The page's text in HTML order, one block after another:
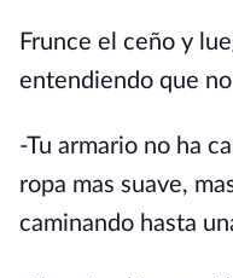
Frunce el ceño y
entendiendo que
-Tu armario no ha
ropa mas suave,
caminando hasta